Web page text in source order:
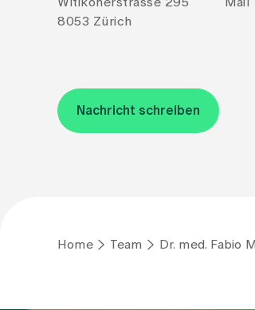
8053 Zürich
Nachricht schreiben
Home Team Dr. med. Fabio